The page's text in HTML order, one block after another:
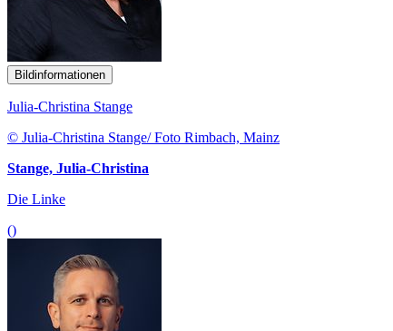
Bildinformationen
Julia-Christina Stange
© Julia-Christina Stange/ Foto Rimbach, Mainz
Stange, Julia-Christina
Die Linke
()